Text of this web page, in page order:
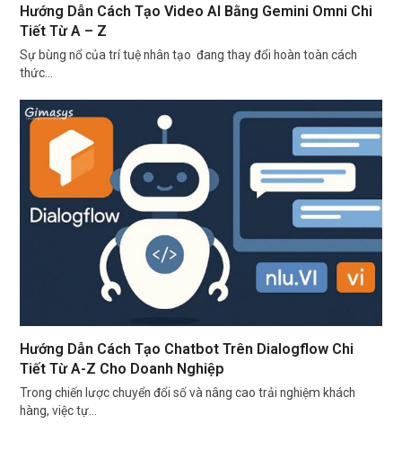
Hướng Dẫn Cách Tạo Video AI Bằng Gemini Omni Chi
Tiết Từ A – Z
Sự bùng nổ của trí tuệ nhân tạo đang thay đổi hoàn toàn cách
thức…
Hướng Dẫn Cách Tạo Chatbot Trên Dialogflow Chi
Tiết Từ A-Z Cho Doanh Nghiệp
Trong chiến lược chuyển đổi số và nâng cao trải nghiệm khách
hàng, việc tự…